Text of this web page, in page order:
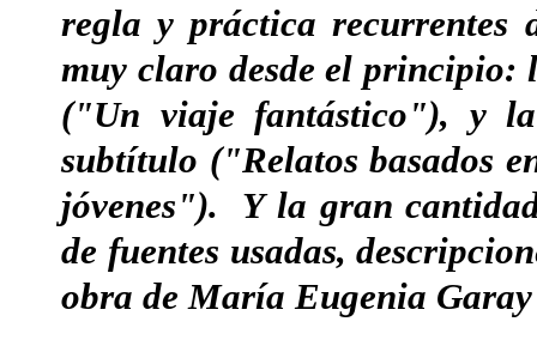
regla y práctica recurrentes
muy claro desde el principio:
("Un viaje fantástico"), y
subtítulo ("Relatos basados
jóvenes"). Y la gran
de fuentes usadas,
obra de María Eugenia